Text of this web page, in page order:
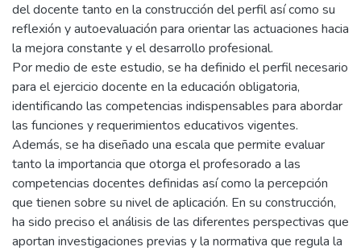
del docente tanto en la construcción del perfil así como su
reflexión y autoevaluación para orientar las actuaciones hacia
la mejora constante y el desarrollo profesional.
Por medio de este estudio, se ha definido el perfil necesario
para el ejercicio docente en la educación obligatoria,
identificando las competencias indispensables para abordar
las funciones y requerimientos educativos vigentes.
Además, se ha diseñado una escala que permite evaluar
tanto la importancia que otorga el profesorado a las
competencias docentes definidas así como la percepción
que tienen sobre su nivel de aplicación. En su construcción,
ha sido preciso el análisis de las diferentes perspectivas que
aportan investigaciones previas y la normativa que regula la